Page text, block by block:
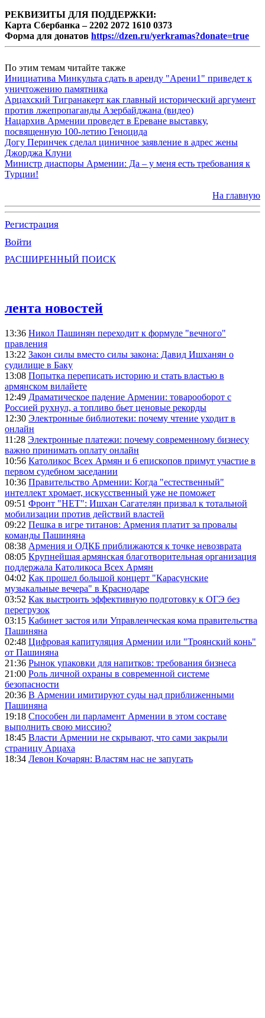
РЕКВИЗИТЫ ДЛЯ ПОДДЕРЖКИ:
Карта Сбербанка – 2202 2072 1610 0373
Форма для донатов https://dzen.ru/yerkramas?donate=true
По этим темам читайте также
Инициатива Минкульта сдать в аренду "Арени1" приведет к
уничтожению памятника
Арцахский Тигранакерт как главный исторический аргумент
против лжепропаганды Азербайджана (видео)
Нацархив Армении проведет в Ереване выставку,
посвященную 100-летию Геноцида
Догу Перинчек сделал циничное заявление в адрес жены
Джорджа Клуни
Министр диаспоры Армении: Да – у меня есть требования к
Турции!
На главную
Регистрация
Войти
РАСШИРЕННЫЙ ПОИСК
лента новостей
13:36 Никол Пашинян переходит к формуле "вечного"
правления
13:22 Закон силы вместо силы закона: Давид Ишханян о
судилище в Баку
13:08 Попытка переписать историю и стать властью в
армянском вилайете
12:49 Драматическое падение Армении: товарооборот с
Россией рухнул, а топливо бьет ценовые рекорды
12:30 Электронные библиотеки: почему чтение уходит в
онлайн
11:28 Электронные платежи: почему современному бизнесу
важно принимать оплату онлайн
10:56 Католикос Всех Армян и 6 епископов примут участие в
первом судебном заседании
10:36 Правительство Армении: Когда "естественный"
интеллект хромает, искусственный уже не поможет
09:51 Фронт "НЕТ": Ишхан Сагателян призвал к тотальной
мобилизации против действий властей
09:22 Пешка в игре титанов: Армения платит за провалы
команды Пашиняна
08:38 Армения и ОДКБ приближаются к точке невозврата
08:05 Крупнейшая армянская благотворительная организация
поддержала Католикоса Всех Армян
04:02 Как прошел большой концерт "Карасунские
музыкальные вечера" в Краснодаре
03:52 Как выстроить эффективную подготовку к ОГЭ без
перегрузок
03:15 Кабинет застоя или Управленческая кома правительства
Пашиняна
02:48 Цифровая капитуляция Армении или "Троянский конь"
от Пашиняна
21:36 Рынок упаковки для напитков: требования бизнеса
21:00 Роль личной охраны в современной системе
безопасности
20:36 В Армении имитируют суды над приближенными
Пашиняна
19:18 Способен ли парламент Армении в этом составе
выполнить свою миссию?
18:45 Власти Армении не скрывают, что сами закрыли
страницу Арцаха
18:34 Левон Кочарян: Властям нас не запугать